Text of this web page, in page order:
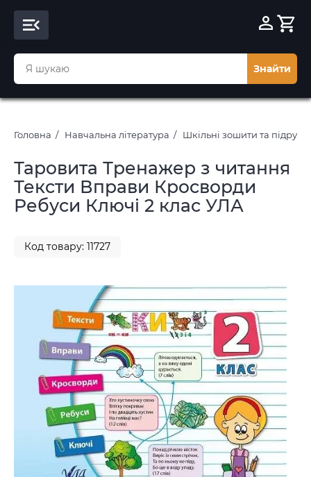
Знайти
Головна Навчальна література Шкільні зошити та
Таровита Тренажер з читання
Тексти Вправи Кросворди
Ребуси Ключі 2 клас УЛА
Код товару: 11727